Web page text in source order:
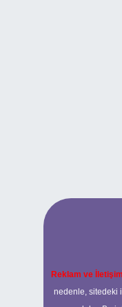
Reklam ve
nedenle, sitedeki